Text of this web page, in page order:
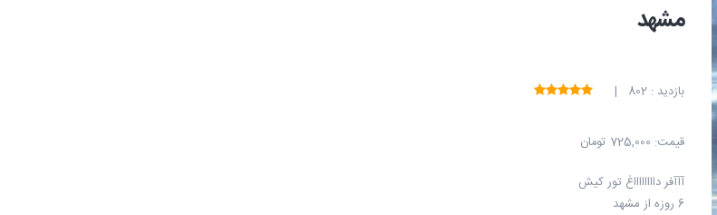
مشهد
بازدید : 802 |
قیمت: 725,000 تومان
آآآفر دااااااااغ تور کیش
6 روزه از مشهد